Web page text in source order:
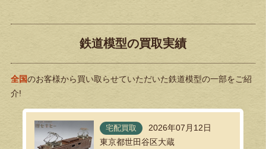
鉄道模型の買取実績
全国のお客様から買い取らせていただいた鉄道模型の一部をご紹
介!
宅配買取
2026年07月12日
東京都世田谷区大蔵